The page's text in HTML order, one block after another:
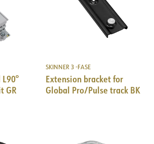
GR
SKINNER 3 -FASE
Extension bracket for
Global Pro/Pulse track BK